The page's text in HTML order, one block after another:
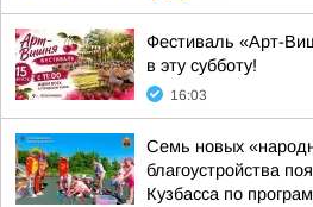
Фестиваль «Арт-
в эту субботу!
16:03
Семь новых
благоустройства
Кузбасса по